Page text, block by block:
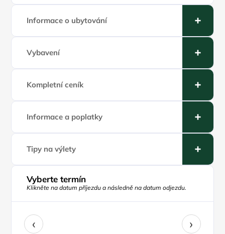
Informace o ubytování
Vybavení
Kompletní ceník
Informace a poplatky
Tipy na výlety
Vyberte termín
Klikněte na datum příjezdu a následně na datum odjezdu.
‹ ›